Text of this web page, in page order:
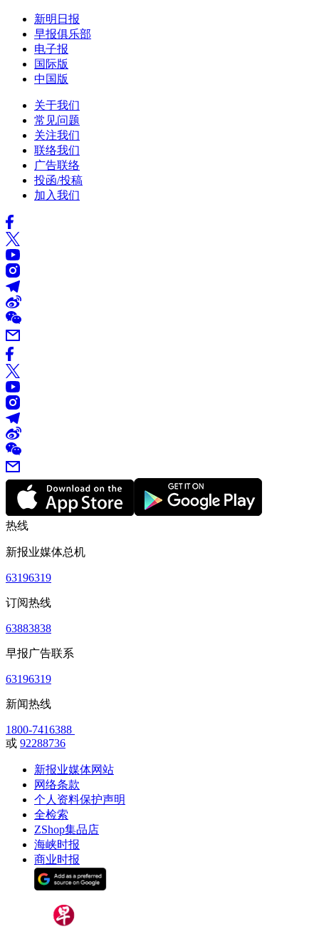
新明日报
早报俱乐部
电子报
国际版
中国版
关于我们
常见问题
关注我们
联络我们
广告联络
投函/投稿
加入我们
热线
新报业媒体总机
63196319
订阅热线
63883838
早报广告联系
63196319
新闻热线
1800-7416388
或 92288736
新报业媒体网站
网络条款
个人资料保护声明
全检索
ZShop集品店
海峡时报
商业时报